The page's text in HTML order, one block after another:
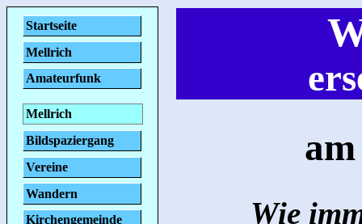
Startseite
Mellrich
Amateurfunk
Mellrich
Bildspaziergang
Vereine
Wandern
Kirchengemeinde
Wie